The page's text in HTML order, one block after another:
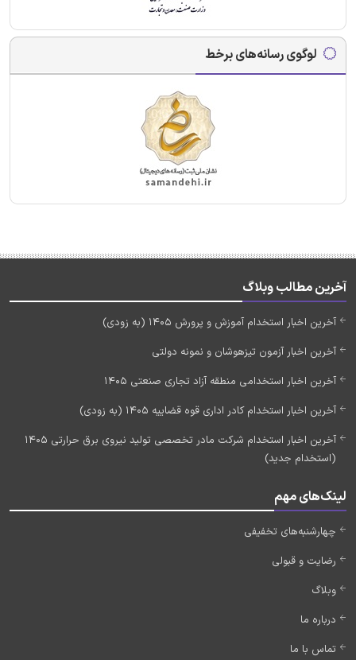
لوگوی رسانه‌های برخط
آخرین مطالب وبلاگ
آخرین اخبار استخدام آموزش و پرورش 1405 (به زودی)
آخرین اخبار آزمون تیزهوشان و نمونه دولتی
آخرین اخبار استخدامی منطقه آزاد تجاری صنعتی 1405
آخرین اخبار استخدام کادر اداری قوه قضاییه 1405 (به زودی)
آخرین اخبار استخدام شرکت مادر تخصصی تولید نیروی برق حرارتی 1405
(استخدام جدید)
لینک‌های مهم
چهارشنبه‌های تخفیفی
رضایت و قبولی
وبلاگ
درباره ما
تماس با ما